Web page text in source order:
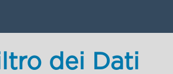
dei Dati